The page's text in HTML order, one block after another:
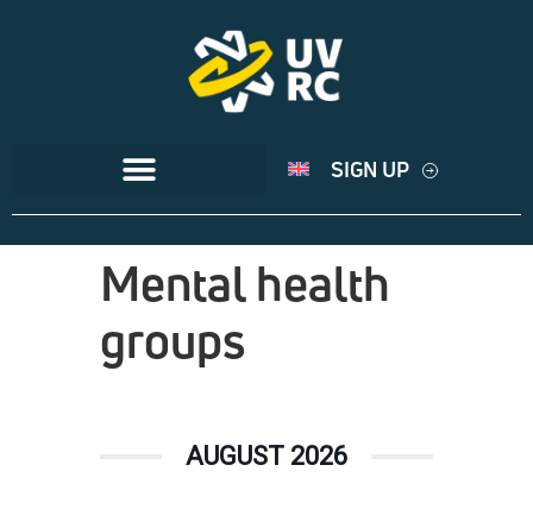
SIGN UP
Mental health
groups
AUGUST 2026